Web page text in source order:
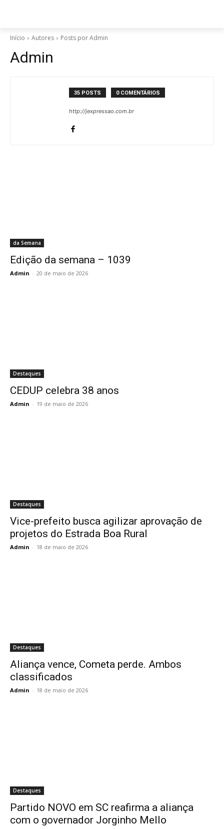
Início Autores Posts por Admin
Admin
35 POSTS 0 COMENTÁRIOS
http://jexpressao.com.br
da Semana
Edição da semana – 1039
Admin - 20 de maio de 2026
Destaques
CEDUP celebra 38 anos
Admin - 19 de maio de 2026
Destaques
Vice-prefeito busca agilizar aprovação de
projetos do Estrada Boa Rural
Admin - 18 de maio de 2026
Destaques
Aliança vence, Cometa perde. Ambos
classificados
Admin - 18 de maio de 2026
Destaques
Partido NOVO em SC reafirma a aliança
com o governador Jorginho Mello